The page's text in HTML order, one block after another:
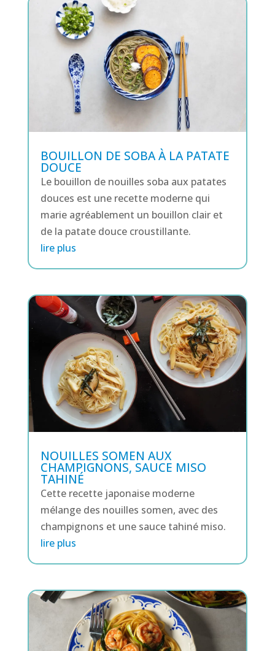
BOUILLON DE SOBA À LA PATATE
DOUCE
Le bouillon de nouilles soba aux patates
douces est une recette moderne qui
marie agréablement un bouillon clair et
de la patate douce croustillante.
lire plus
NOUILLES SOMEN AUX
CHAMPIGNONS, SAUCE MISO
TAHINÉ
Cette recette japonaise moderne
mélange des nouilles somen, avec des
champignons et une sauce tahiné miso.
lire plus